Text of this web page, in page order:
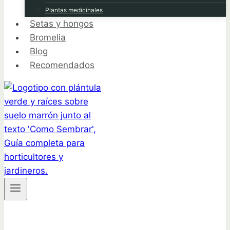
Plantas medicinales
Setas y hongos
Bromelia
Blog
Recomendados